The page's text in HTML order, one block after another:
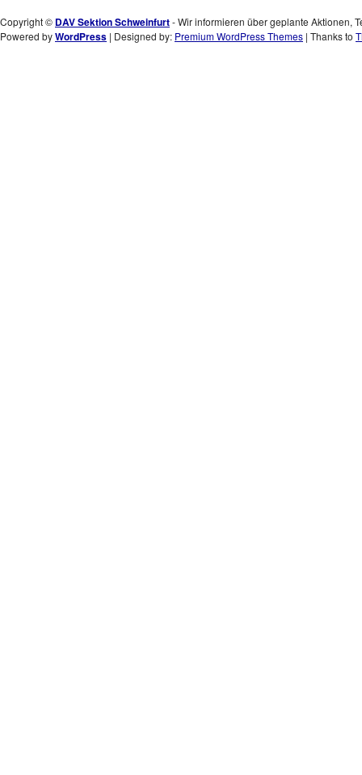
Copyright © DAV Sektion Schweinfurt- Wir informieren über geplante Aktionen,
Powered byWordPress | Designed by: Premium WordPress Themes | Thanks to